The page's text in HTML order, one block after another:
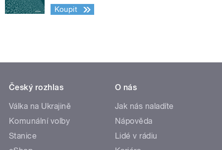
Koupit
Český rozhlas
Válka na Ukrajině
Komunální volby
Stanice
O nás
Jak nás naladíte
Nápověda
Lidé v rádiu